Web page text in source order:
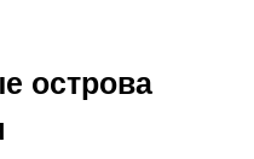
острова